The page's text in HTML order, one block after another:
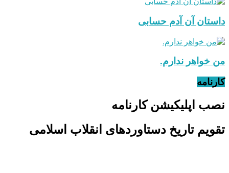
داستان آن آدم حسابی
من خواهر ندارم.
کارنامه
نصب اپلیکیشن کارنامه
تقویم تاریخ دستاوردهای انقلاب اسلامی